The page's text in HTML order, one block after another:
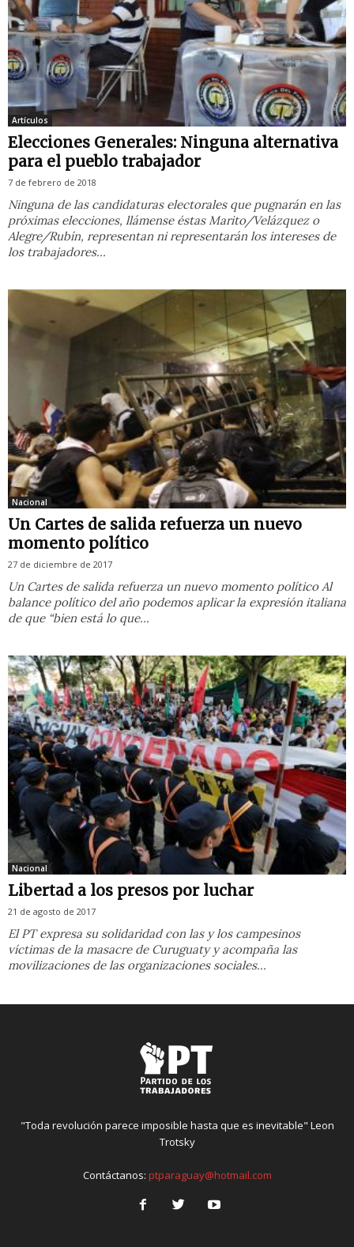
Artículos
Elecciones Generales: Ninguna alternativa
para el pueblo trabajador
7 de febrero de 2018
Ninguna de las candidaturas electorales que pugnarán en las
próximas elecciones, llámense éstas Marito/Velázquez o
Alegre/Rubín, representan ni representarán los intereses de
los trabajadores...
Nacional
Un Cartes de salida refuerza un nuevo
momento político
27 de diciembre de 2017
Un Cartes de salida refuerza un nuevo momento político Al
balance político del año podemos aplicar la expresión italiana
de que “bien está lo que...
Nacional
Libertad a los presos por luchar
21 de agosto de 2017
El PT expresa su solidaridad con las y los campesinos
víctimas de la masacre de Curuguaty y acompaña las
movilizaciones de las organizaciones sociales...
"Toda revolución parece imposible hasta que es inevitable" Leon
Trotsky
Contáctanos: ptparaguay@hotmail.com